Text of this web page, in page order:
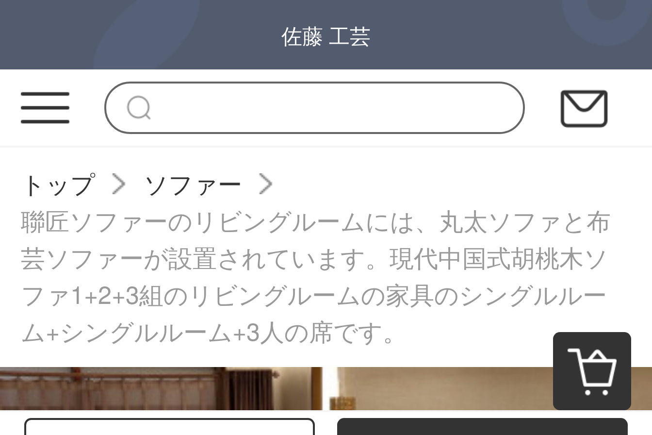
佐藤 工芸
トップ
ソファー
聯匠ソファーのリビングルームには、丸太ソファと布
芸ソファーが設置されています。現代中国式胡桃木ソ
ファ1+2+3組のリビングルームの家具のシングルルー
ム+シングルルーム+3人の席です。